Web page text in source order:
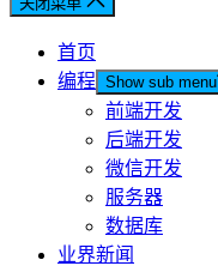
首页
编程 Show sub menu
前端开发
后端开发
微信开发
服务器
数据库
业界新闻